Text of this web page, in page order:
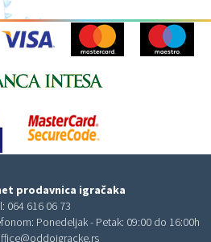
prodavnica igračaka
064 616 06 73
Ponedeljak - Petak: 09:00 do 16:00h